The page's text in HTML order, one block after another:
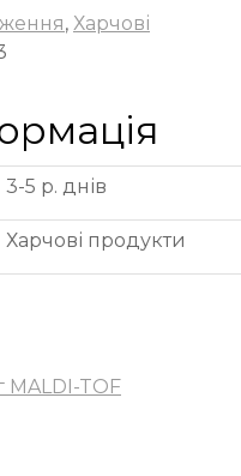
, Харчові
3-5 р. днів
Харчові продукти
MALDI-TOF